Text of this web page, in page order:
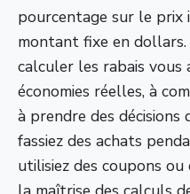
pourcentage sur le prix
montant fixe en
calculer les rabais vous
économies réelles, à
à prendre des décisions
fassiez des achats
utilisiez des coupons ou